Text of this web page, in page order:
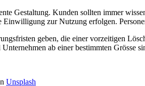
Gestaltung. Kunden sollten immer
Einwilligung zur Nutzung erfolgen.
geben, die einer vorzeitigen
ab einer bestimmten Grösse
Unsplash